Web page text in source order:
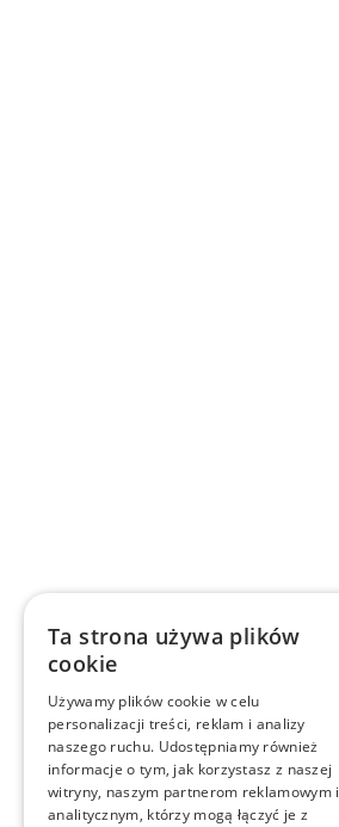
Ta strona używa plików
cookie
Używamy plików cookie w celu
personalizacji treści, reklam i analizy
naszego ruchu. Udostępniamy również
informacje o tym, jak korzystasz z naszej
witryny, naszym partnerom reklamowym i
analitycznym, którzy mogą łączyć je z